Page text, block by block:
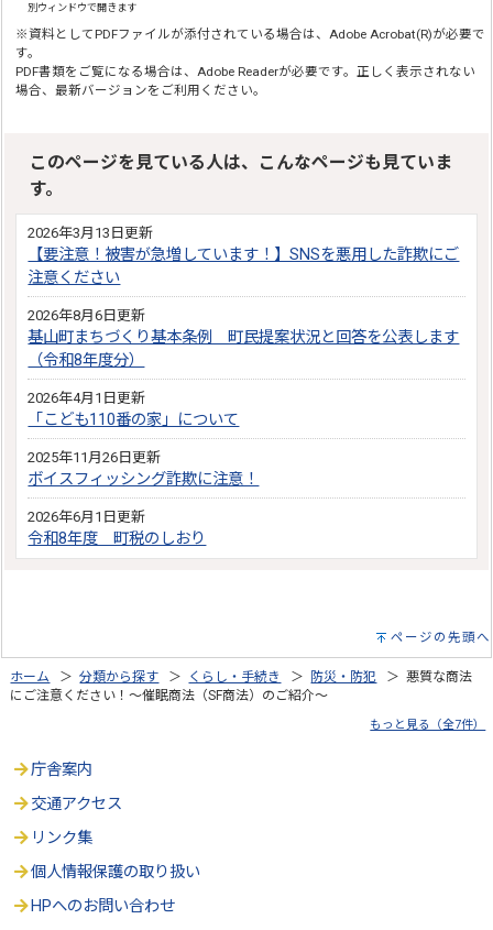
別ウィンドウで開きます
※資料としてPDFファイルが添付されている場合は、Adobe Acrobat(R)が必要で
す。
PDF書類をご覧になる場合は、Adobe Readerが必要です。正しく表示されない
場合、最新バージョンをご利用ください。
このページを見ている人は、こんなページも見ていま
す。
2026年3月13日更新
【要注意！被害が急増しています！】SNSを悪用した詐欺にご
注意ください
2026年8月6日更新
基山町まちづくり基本条例 町民提案状況と回答を公表します
（令和8年度分）
2026年4月1日更新
「こども110番の家」について
2025年11月26日更新
ボイスフィッシング詐欺に注意！
2026年6月1日更新
令和8年度 町税のしおり
ページの先頭へ
ホーム ＞分類から探す ＞ くらし・手続き ＞ 防災・防犯 ＞ 悪質な商法
にご注意ください！～催眠商法（SF商法）のご紹介～
もっと見る（全7件）
庁舎案内
交通アクセス
リンク集
個人情報保護の取り扱い
HPへのお問い合わせ